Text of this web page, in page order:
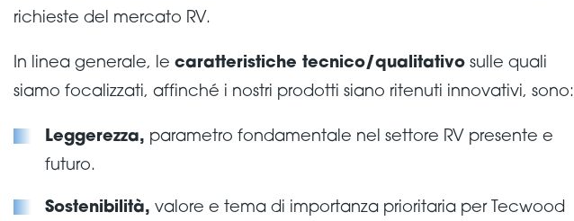
richieste del mercato RV.
In linea generale, le caratteristiche tecnico/qualitativosulle quali
siamo focalizzati, affinché i nostri prodotti siano ritenuti innovativi, sono:
Leggerezza, parametro fondamentale nel settore RV presente e
futuro.
Sostenibilità, valore e tema di importanza prioritaria per Tecwood